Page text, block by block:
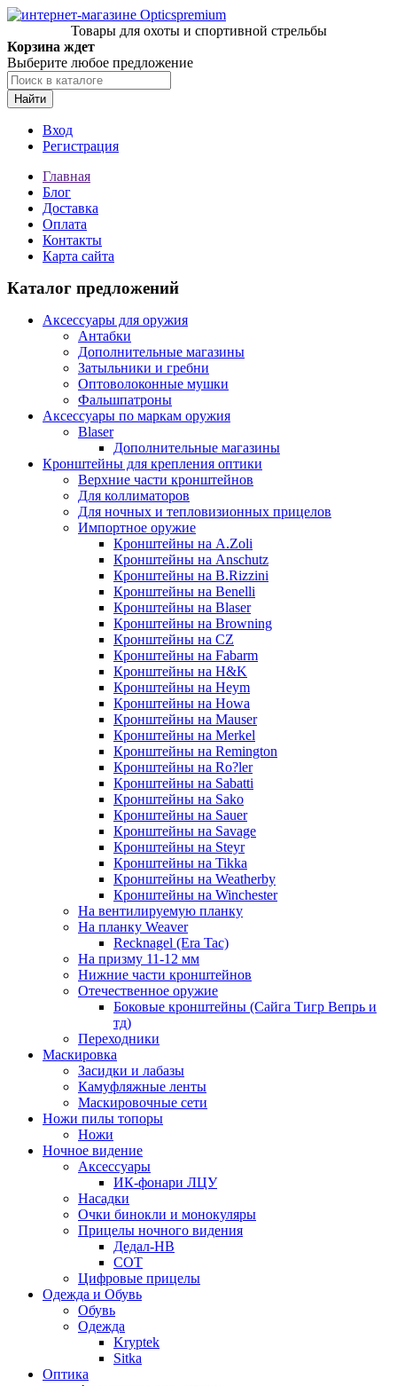
Товары для охоты и спортивной стрельбы
Корзина ждет
Выберите любое предложение
Найти
Вход
Регистрация
Главная
Блог
Доставка
Оплата
Контакты
Карта сайта
Каталог предложений
Аксессуары для оружия
Антабки
Дополнительные магазины
Затыльники и гребни
Оптоволоконные мушки
Фальшпатроны
Аксессуары по маркам оружия
Blaser
Дополнительные магазины
Кронштейны для крепления оптики
Верхние части кронштейнов
Для коллиматоров
Для ночных и тепловизионных прицелов
Импортное оружие
Кронштейны на A.Zoli
Кронштейны на Anschutz
Кронштейны на B.Rizzini
Кронштейны на Benelli
Кронштейны на Blaser
Кронштейны на Browning
Кронштейны на CZ
Кронштейны на Fabarm
Кронштейны на H&K
Кронштейны на Heym
Кронштейны на Howa
Кронштейны на Mauser
Кронштейны на Merkel
Кронштейны на Remington
Кронштейны на Ro?ler
Кронштейны на Sabatti
Кронштейны на Sako
Кронштейны на Sauer
Кронштейны на Savage
Кронштейны на Steyr
Кронштейны на Tikka
Кронштейны на Weatherby
Кронштейны на Winchester
На вентилируемую планку
На планку Weaver
Recknagel (Era Tac)
На призму 11-12 мм
Нижние части кронштейнов
Отечественное оружие
Боковые кронштейны (Сайга Тигр Вепрь и
тд)
Переходники
Маскировка
Засидки и лабазы
Камуфляжные ленты
Маскировочные сети
Ножи пилы топоры
Ножи
Ночное видение
Аксессуары
ИК-фонари ЛЦУ
Насадки
Очки бинокли и монокуляры
Прицелы ночного видения
Дедал-НВ
СОТ
Цифровые прицелы
Одежда и Обувь
Обувь
Одежда
Kryptek
Sitka
Оптика